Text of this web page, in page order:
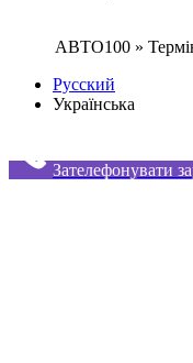
АВТО100 »
Русский
Українська
Зателефонувати